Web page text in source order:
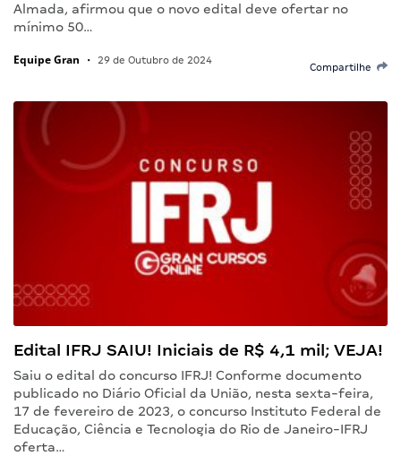
Almada, afirmou que o novo edital deve ofertar no
mínimo 50…
Equipe Gran • 29 de Outubro de 2024
Compartilhe
Edital IFRJ SAIU! Iniciais de R$ 4,1 mil; VEJA!
Saiu o edital do concurso IFRJ! Conforme documento
publicado no Diário Oficial da União, nesta sexta-feira,
17 de fevereiro de 2023, o concurso Instituto Federal de
Educação, Ciência e Tecnologia do Rio de Janeiro-IFRJ
oferta…